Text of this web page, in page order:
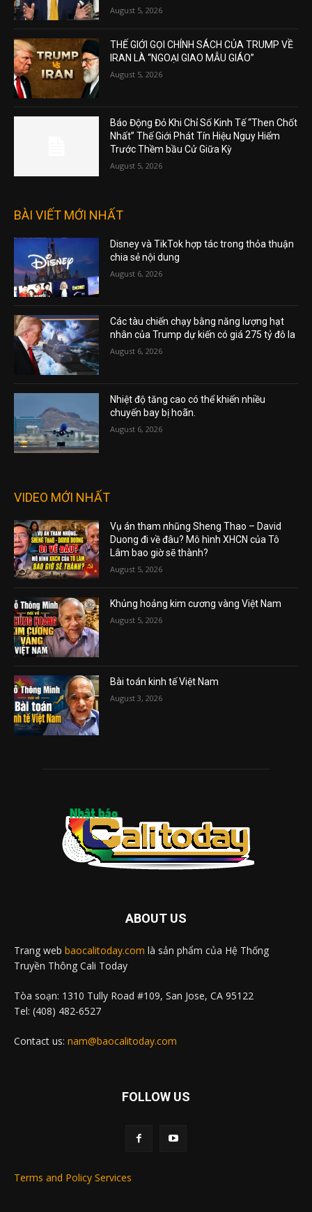
August 5, 2026
THẾ GIỚI GỌI CHÍNH SÁCH CỦA TRUMP VỀ
IRAN LÀ “NGOẠI GIAO MẪU GIÁO”
August 5, 2026
Báo Động Đỏ Khi Chỉ Số Kinh Tế “Then Chốt
Nhất” Thế Giới Phát Tín Hiệu Nguy Hiểm
Trước Thềm bầu Cử Giữa Kỳ
August 5, 2026
BÀI VIẾT MỚI NHẤT
Disney và TikTok hợp tác trong thỏa thuận
chia sẻ nội dung
August 6, 2026
Các tàu chiến chạy bằng năng lượng hạt
nhân của Trump dự kiến có giá 275 tỷ đô la
August 6, 2026
Nhiệt độ tăng cao có thể khiến nhiều
chuyến bay bị hoãn.
August 6, 2026
VIDEO MỚI NHẤT
Vụ án tham nhũng Sheng Thao – David
Duong đi về đâu? Mô hình XHCN của Tô
Lâm bao giờ sẽ thành?
August 5, 2026
Khủng hoảng kim cương vàng Việt Nam
August 5, 2026
Bài toán kinh tế Việt Nam
August 3, 2026
ABOUT US
Trang web baocalitoday.com là sản phẩm của Hệ Thống
Truyền Thông Cali Today
Tòa soạn: 1310 Tully Road #109, San Jose, CA 95122
Tel: (408) 482-6527
Contact us: nam@baocalitoday.com
FOLLOW US
Terms and Policy Services